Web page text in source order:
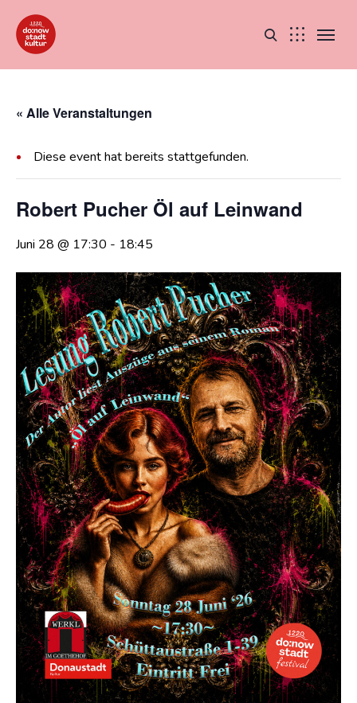
« Alle Veranstaltungen
Diese event hat bereits stattgefunden.
Robert Pucher Öl auf Leinwand
Juni 28 @ 17:30 - 18:45